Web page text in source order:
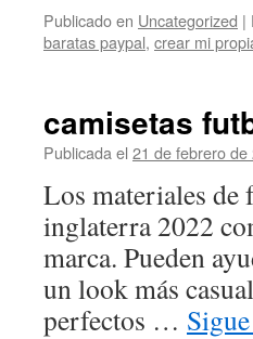
Publicado en Uncategorized |
baratas paypal, crear mi
camisetas
Publicada el 21 de febrero de
Los materiales de
inglaterra 2022
marca. Pueden
un look más
perfectos …